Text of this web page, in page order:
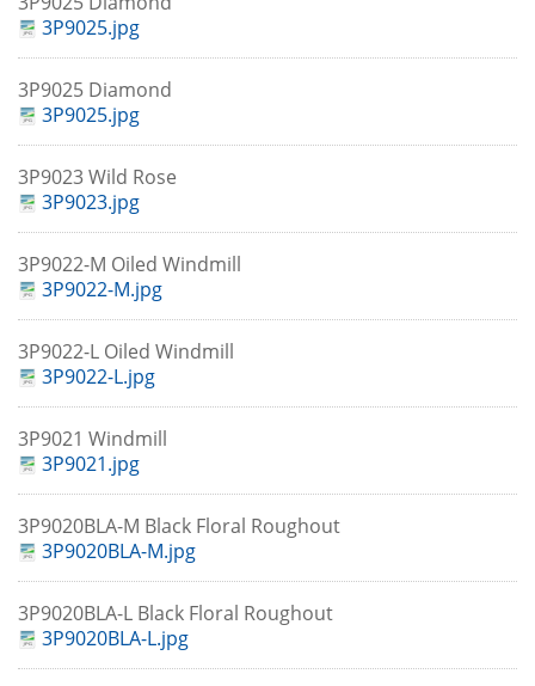
3P9025.jpg
3P9025 Diamond
3P9025.jpg
3P9023 Wild Rose
3P9023.jpg
3P9022-M Oiled Windmill
3P9022-M.jpg
3P9022-L Oiled Windmill
3P9022-L.jpg
3P9021 Windmill
3P9021.jpg
3P9020BLA-M Black Floral Roughout
3P9020BLA-M.jpg
3P9020BLA-L Black Floral Roughout
3P9020BLA-L.jpg